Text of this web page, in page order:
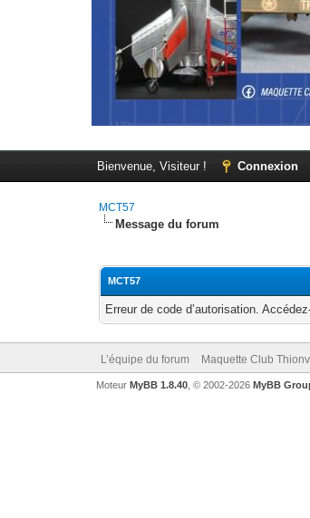
Bienvenue, Visiteur ! Connexion
MCT57
Message du forum
MCT57
Erreur de code d’autorisation.
L’équipe du forum Maquette Club
Moteur MyBB 1.8.40, © 2002-2026 MyBB